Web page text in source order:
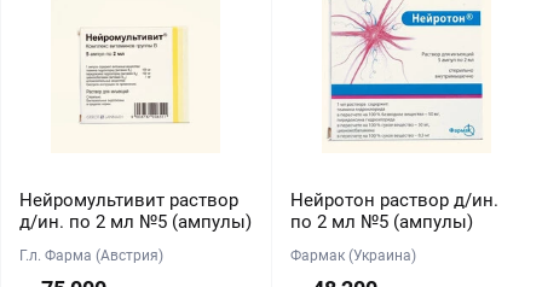
Нейромультивит раствор
д/ин. по 2 мл №5 (ампулы)
Г.л. Фарма (Австрия)
Нейротон раствор д/ин.
по 2 мл №5 (ампулы)
Фармак (Украина)